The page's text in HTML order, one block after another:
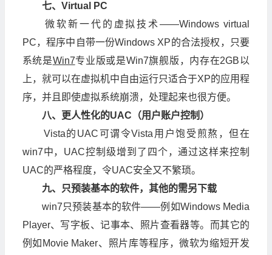
七、Virtual PC
微软新一代的虚拟技术——Windows virtual
PC，程序中自带一份Windows XP的合法授权，只要
系统是Win7专业版或是Win7旗舰版，内存在2GB以
上，就可以在虚拟机中自由运行只适合于XP的应用程
序，并且即使虚拟系统崩溃，处理起来也很方便。
八、更人性化的UAC（用户账户控制）
Vista的UAC可谓令Vista用户饱受煎熬，但在
win7中，UAC控制级增到了四个，通过这样来控制
UAC的严格程度，令UAC安全又不繁琐。
九、只预装基本的软件，其他的需另下载
win7只预装基本的软件——例如Windows Media
Player、写字板、记事本、照片查看器等。而其它的
例如Movie Maker、照片库等程序，微软为缩短开发